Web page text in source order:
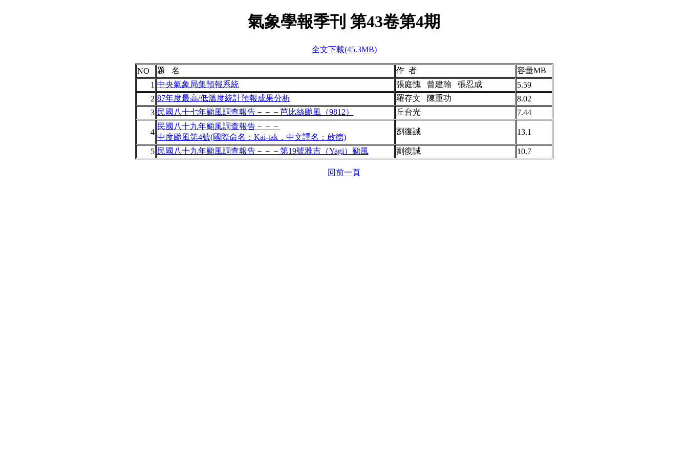
氣象學報季刊 第43卷第4期
全文下載(45.3MB)
NO 題 名 作 者
容量MB
1 中央氣象局集預報系統 張庭愧 曾建翰 張忍成
5.59
2 87年度最高/低溫度統計預報成果分析 羅存文 陳重功
8.02
3 民國八十七年颱風調查報告－－－芭比絲颱風（9812） 丘台光 7.44
4
民國八十九年颱風調查報告－－－
中度颱風第4號(國際命名：Kai-tak，中文譯名：啟德)
劉復誠 13.1
5 民國八十九年颱風調查報告－－－第19號雅吉（Yagi）颱風 劉復誠 10.7
回前一頁